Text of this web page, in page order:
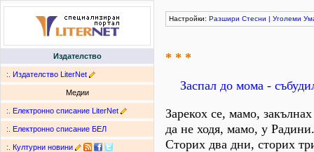
Издателство
:. Издателство LiterNet
Медии
:. Електронно списание LiterNet
:. Електронно списание БЕЛ
:. Културни новини
Настройки: Разшири Стесни | Уголеми
* * *
Заспал до мома -
Зарекох се, мамо,
да не ходя, мамо, у Радини.
Сторих два дни, сторих